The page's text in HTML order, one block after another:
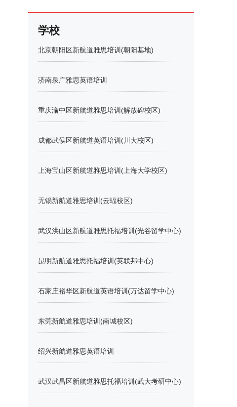
学校
北京朝阳区新航道雅思培训(朝阳基地)
济南泉广雅思英语培训
重庆渝中区新航道雅思培训(解放碑校区)
成都武侯区新航道英语培训(川大校区)
上海宝山区新航道雅思培训(上海大学校区)
无锡新航道雅思培训(云蝠校区)
武汉洪山区新航道雅思托福培训(光谷留学中心)
昆明新航道雅思托福培训(英联邦中心)
石家庄裕华区新航道英语培训(万达留学中心)
东莞新航道雅思培训(南城校区)
绍兴新航道雅思英语培训
武汉武昌区新航道雅思托福培训(武大考研中心)